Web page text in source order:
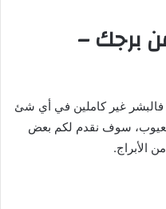
برجك –
غير كاملين في أي شئ
سوف نقدم لكم بعض
الأبراج.